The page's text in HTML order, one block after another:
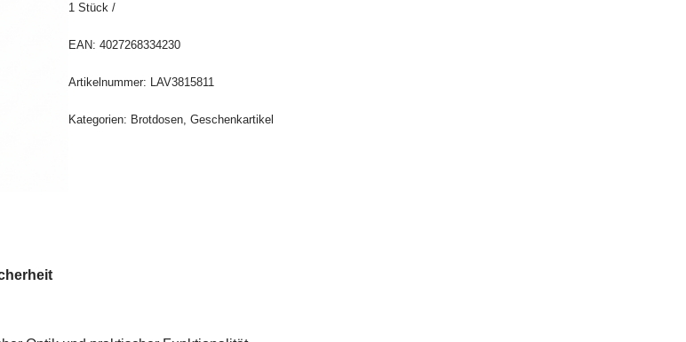
1Stück /
EAN:4027268334230
Artikelnummer: LAV3815811
Kategorien: Brotdosen,Geschenkartikel